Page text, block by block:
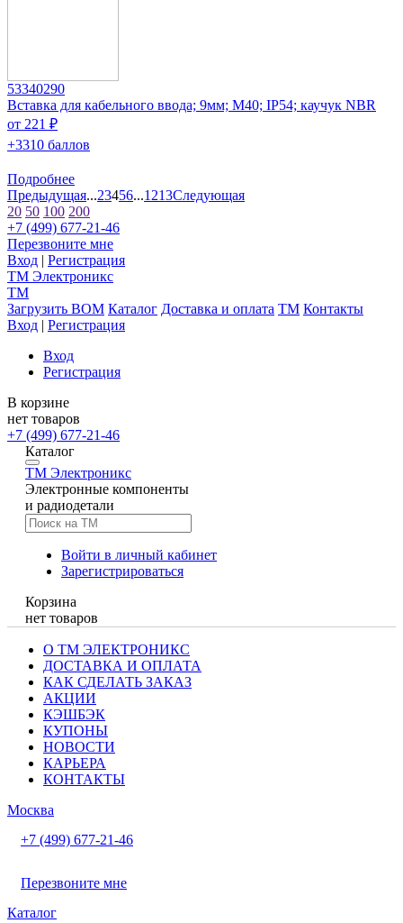
53340290
Вставка для кабельного ввода; 9мм; M40; IP54; каучук NBR
от 221 ₽
+3310 баллов
Подробнее
Предыдущая...23456...1213Следующая
20 50 100 200
+7 (499) 677-21-46
Перезвоните мне
Вход | Регистрация
TM Электроникс
TM
Загрузить BOM Каталог Доставка и оплата TM Контакты
Вход | Регистрация
Вход
Регистрация
В корзине
нет товаров
+7 (499) 677-21-46
Каталог
TM Электроникс
Электронные компоненты
и радиодетали
Войти в личный кабинет
Зарегистрироваться
Корзина
нет товаров
О ТМ ЭЛЕКТРОНИКС
ДОСТАВКА И ОПЛАТА
КАК СДЕЛАТЬ ЗАКАЗ
АКЦИИ
КЭШБЭК
КУПОНЫ
НОВОСТИ
КАРЬЕРА
КОНТАКТЫ
Москва
+7 (499) 677-21-46
Перезвоните мне
Каталог